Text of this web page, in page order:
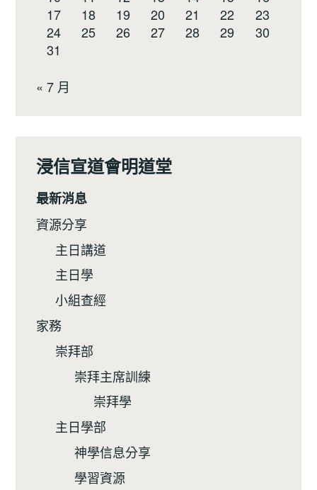
17
18 19 20 21 22
23
24
25 26 27 28 29
30
31
« 7 月
浸信宣道會明道堂
最新消息
資源分享
主日講道
主日學
小組查經
家務
崇拜部
崇拜主席訓練
崇拜學
主日學部
神學信息分享
學習資源